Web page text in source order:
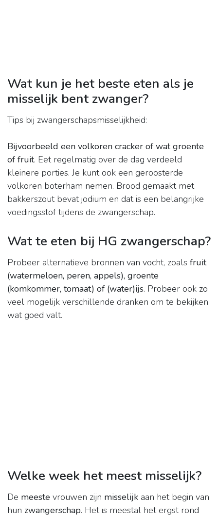
Wat kun je het beste eten als je
misselijk bent zwanger?
Tips bij zwangerschapsmisselijkheid:
Bijvoorbeeld een volkoren cracker of wat groente
of fruit. Eet regelmatig over de dag verdeeld
kleinere porties. Je kunt ook een geroosterde
volkoren boterham nemen. Brood gemaakt met
bakkerszout bevat jodium en dat is een belangrijke
voedingsstof tijdens de zwangerschap.
Wat te eten bij HG zwangerschap?
Probeer alternatieve bronnen van vocht, zoals fruit
(watermeloen, peren, appels), groente
(komkommer, tomaat) of (water)ijs. Probeer ook zo
veel mogelijk verschillende dranken om te bekijken
wat goed valt.
Welke week het meest misselijk?
De meeste vrouwen zijn misselijk aan het begin van
hun zwangerschap. Het is meestal het ergst rond